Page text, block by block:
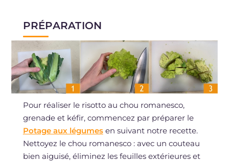
PRÉPARATION
Pour réaliser le risotto au chou romanesco,
grenade et kéfir, commencez par préparer le
Potage aux légumesen suivant notre recette.
Nettoyez le chou romanesco : avec un couteau
bien aiguisé, éliminez les feuilles extérieures et